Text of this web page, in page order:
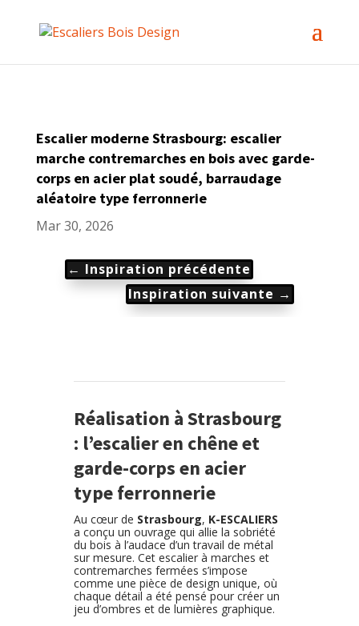
Escalier moderne Strasbourg: escalier
marche contremarches en bois avec garde-
corps en acier plat soudé, barraudage
aléatoire type ferronnerie
Mar 30, 2026
← Inspiration précédente
Inspiration suivante →
Réalisation à Strasbourg
: l’escalier en chêne et
garde-corps en acier
type ferronnerie
Au cœur de Strasbourg, K-ESCALIERS
a conçu un ouvrage qui allie la sobriété
du bois à l’audace d’un travail de métal
sur mesure. Cet escalier à marches et
contremarches fermées s’impose
comme une pièce de design unique, où
chaque détail a été pensé pour créer un
jeu d’ombres et de lumières graphique.